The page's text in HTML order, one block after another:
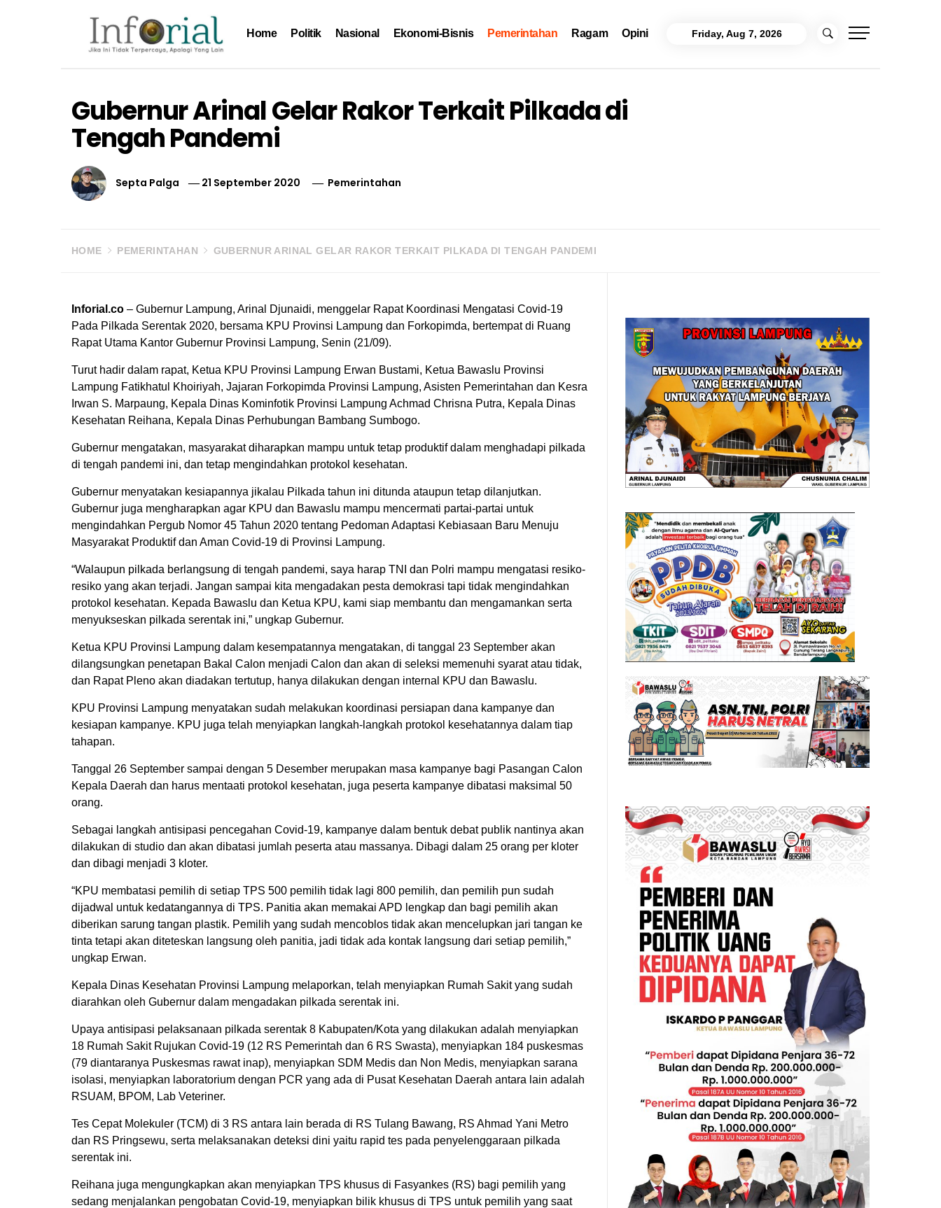
content
Home Politik Nasional Ekonomi-Bisnis Pemerintahan Ragam Opini Friday, Aug 7, 2026
Gubernur Arinal Gelar Rakor Terkait Pilkada di
Tengah Pandemi
Septa Palga 21 September 2020 Pemerintahan
HOME PEMERINTAHAN GUBERNUR ARINAL GELAR RAKOR TERKAIT PILKADA DI TENGAH PANDEMI
Inforial.co – Gubernur Lampung, Arinal Djunaidi, menggelar Rapat Koordinasi Mengatasi Covid-19
Pada Pilkada Serentak 2020, bersama KPU Provinsi Lampung dan Forkopimda, bertempat di Ruang
Rapat Utama Kantor Gubernur Provinsi Lampung, Senin (21/09).
Turut hadir dalam rapat, Ketua KPU Provinsi Lampung Erwan Bustami, Ketua Bawaslu Provinsi
Lampung Fatikhatul Khoiriyah, Jajaran Forkopimda Provinsi Lampung, Asisten Pemerintahan dan Kesra
Irwan S. Marpaung, Kepala Dinas Kominfotik Provinsi Lampung Achmad Chrisna Putra, Kepala Dinas
Kesehatan Reihana, Kepala Dinas Perhubungan Bambang Sumbogo.
Gubernur mengatakan, masyarakat diharapkan mampu untuk tetap produktif dalam menghadapi pilkada
di tengah pandemi ini, dan tetap mengindahkan protokol kesehatan.
Gubernur menyatakan kesiapannya jikalau Pilkada tahun ini ditunda ataupun tetap dilanjutkan.
Gubernur juga mengharapkan agar KPU dan Bawaslu mampu mencermati partai-partai untuk
mengindahkan Pergub Nomor 45 Tahun 2020 tentang Pedoman Adaptasi Kebiasaan Baru Menuju
Masyarakat Produktif dan Aman Covid-19 di Provinsi Lampung.
“Walaupun pilkada berlangsung di tengah pandemi, saya harap TNI dan Polri mampu mengatasi resiko-
resiko yang akan terjadi. Jangan sampai kita mengadakan pesta demokrasi tapi tidak mengindahkan
protokol kesehatan. Kepada Bawaslu dan Ketua KPU, kami siap membantu dan mengamankan serta
menyukseskan pilkada serentak ini,” ungkap Gubernur.
Ketua KPU Provinsi Lampung dalam kesempatannya mengatakan, di tanggal 23 September akan
dilangsungkan penetapan Bakal Calon menjadi Calon dan akan di seleksi memenuhi syarat atau tidak,
dan Rapat Pleno akan diadakan tertutup, hanya dilakukan dengan internal KPU dan Bawaslu.
KPU Provinsi Lampung menyatakan sudah melakukan koordinasi persiapan dana kampanye dan
kesiapan kampanye. KPU juga telah menyiapkan langkah-langkah protokol kesehatannya dalam tiap
tahapan.
Tanggal 26 September sampai dengan 5 Desember merupakan masa kampanye bagi Pasangan Calon
Kepala Daerah dan harus mentaati protokol kesehatan, juga peserta kampanye dibatasi maksimal 50
orang.
Sebagai langkah antisipasi pencegahan Covid-19, kampanye dalam bentuk debat publik nantinya akan
dilakukan di studio dan akan dibatasi jumlah peserta atau massanya. Dibagi dalam 25 orang per kloter
dan dibagi menjadi 3 kloter.
“KPU membatasi pemilih di setiap TPS 500 pemilih tidak lagi 800 pemilih, dan pemilih pun sudah
dijadwal untuk kedatangannya di TPS. Panitia akan memakai APD lengkap dan bagi pemilih akan
diberikan sarung tangan plastik. Pemilih yang sudah mencoblos tidak akan mencelupkan jari tangan ke
tinta tetapi akan diteteskan langsung oleh panitia, jadi tidak ada kontak langsung dari setiap pemilih,”
ungkap Erwan.
Kepala Dinas Kesehatan Provinsi Lampung melaporkan, telah menyiapkan Rumah Sakit yang sudah
diarahkan oleh Gubernur dalam mengadakan pilkada serentak ini.
Upaya antisipasi pelaksanaan pilkada serentak 8 Kabupaten/Kota yang dilakukan adalah menyiapkan
18 Rumah Sakit Rujukan Covid-19 (12 RS Pemerintah dan 6 RS Swasta), menyiapkan 184 puskesmas
(79 diantaranya Puskesmas rawat inap), menyiapkan SDM Medis dan Non Medis, menyiapkan sarana
isolasi, menyiapkan laboratorium dengan PCR yang ada di Pusat Kesehatan Daerah antara lain adalah
RSUAM, BPOM, Lab Veteriner.
Tes Cepat Molekuler (TCM) di 3 RS antara lain berada di RS Tulang Bawang, RS Ahmad Yani Metro
dan RS Pringsewu, serta melaksanakan deteksi dini yaitu rapid tes pada penyelenggaraan pilkada
serentak ini.
Reihana juga mengungkapkan akan menyiapkan TPS khusus di Fasyankes (RS) bagi pemilih yang
sedang menjalankan pengobatan Covid-19, menyiapkan bilik khusus di TPS untuk pemilih yang saat